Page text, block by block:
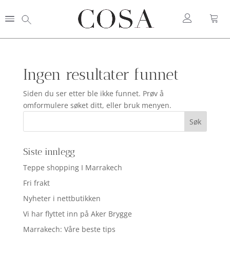
Ingen resultater funnet
Siden du ser etter ble ikke funnet. Prøv å
omformulere søket ditt, eller bruk menyen.
Siste innlegg
Teppe shopping I Marrakech
Fri frakt
Nyheter i nettbutikken
Vi har flyttet inn på Aker Brygge
Marrakech: Våre beste tips